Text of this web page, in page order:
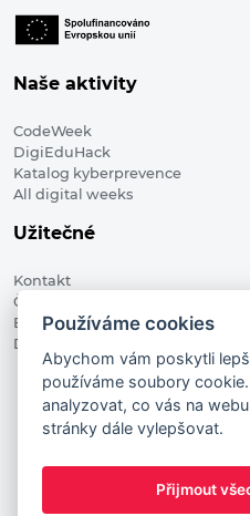
Naše aktivity
CodeWeek
DigiEduHack
Katalog kyberprevence
All digital weeks
Užitečné
Kontakt
Členské organizace
Blog
Digitalizace ve vzdělávání
DigiKoalice 2021.
Vstup do
This project has received
Commission Innovation and
Používáme cookies
Abychom vám poskytli
používáme soubory
analyzovat, co vás na
stránky dále vylepšovat.
Přijmout